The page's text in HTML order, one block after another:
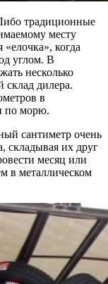
традиционные
месту
когда
углом. В
несколько
дилера.
в
по морю.
сантиметр очень
складывая их друг
месяц или
в металлическом